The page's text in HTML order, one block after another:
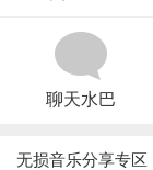
聊天水巴
无损音乐分享专区